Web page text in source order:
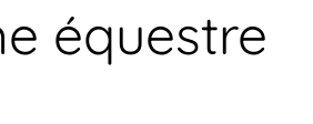
équestre